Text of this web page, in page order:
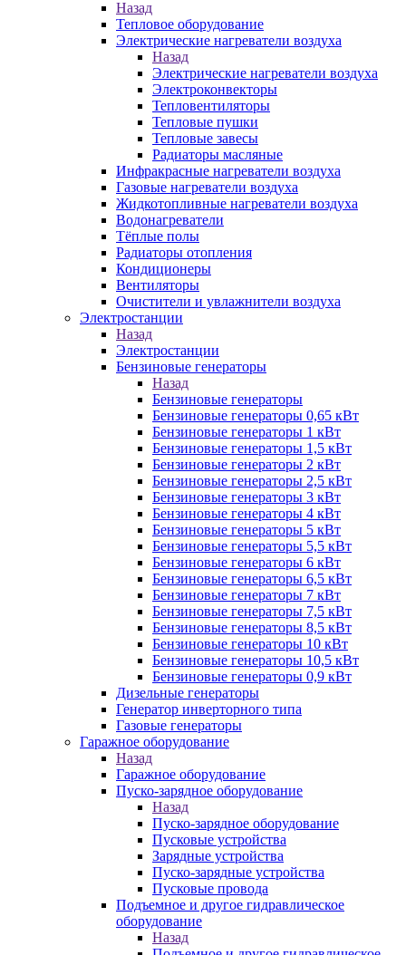
Назад
Тепловое оборудование
Электрические нагреватели воздуха
Назад
Электрические нагреватели воздуха
Электроконвекторы
Тепловентиляторы
Тепловые пушки
Тепловые завесы
Радиаторы масляные
Инфракрасные нагреватели воздуха
Газовые нагреватели воздуха
Жидкотопливные нагреватели воздуха
Водонагреватели
Тёплые полы
Радиаторы отопления
Кондиционеры
Вентиляторы
Очистители и увлажнители воздуха
Электростанции
Назад
Электростанции
Бензиновые генераторы
Назад
Бензиновые генераторы
Бензиновые генераторы 0,65 кВт
Бензиновые генераторы 1 кВт
Бензиновые генераторы 1,5 кВт
Бензиновые генераторы 2 кВт
Бензиновые генераторы 2,5 кВт
Бензиновые генераторы 3 кВт
Бензиновые генераторы 4 кВт
Бензиновые генераторы 5 кВт
Бензиновые генераторы 5,5 кВт
Бензиновые генераторы 6 кВт
Бензиновые генераторы 6,5 кВт
Бензиновые генераторы 7 кВт
Бензиновые генераторы 7,5 кВт
Бензиновые генераторы 8,5 кВт
Бензиновые генераторы 10 кВт
Бензиновые генераторы 10,5 кВт
Бензиновые генераторы 0,9 кВт
Дизельные генераторы
Генератор инверторного типа
Газовые генераторы
Гаражное оборудование
Назад
Гаражное оборудование
Пуско-зарядное оборудование
Назад
Пуско-зарядное оборудование
Пусковые устройства
Зарядные устройства
Пуско-зарядные устройства
Пусковые провода
Подъемное и другое гидравлическое
оборудование
Назад